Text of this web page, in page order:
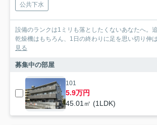
公共下水
設備のランクは1ミリも落としたくないあなたへ。
乾燥機はもちろん、1日の終わりに足を思い切り伸
見る
募集中の部屋
101
5.9万円
45.01㎡ (1LDK)